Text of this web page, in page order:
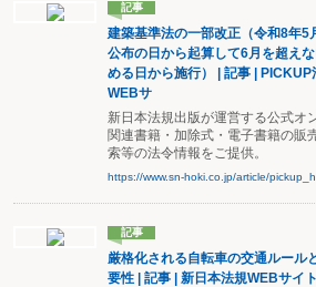
記事
建築基準法の一部改正（令和8年5
公布の日から起算して6月を超え
める日から施行） | 記事 |
WEBサ
新日本法規出版が運営する公式オ
関連書籍・加除式・電子書籍の販
索等の法令情報をご提供。
https://www.sn-hoki.co.jp/article/
記事
厳格化される自転車の交通ルール
要性 | 記事 | 新日本法規WEBサイト